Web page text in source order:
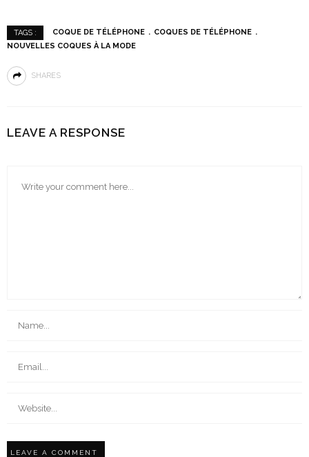
TAGS : COQUE DE TÉLÉPHONE
COQUES DE TÉLÉPHONE
NOUVELLES COQUES À LA MODE
SHARES
LEAVE A RESPONSE